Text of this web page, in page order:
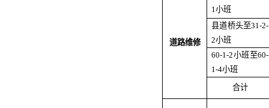
道路维修
1小班
县道桥头至31-2-
2小班
60-1-2小班至60-
1-4小班
合计